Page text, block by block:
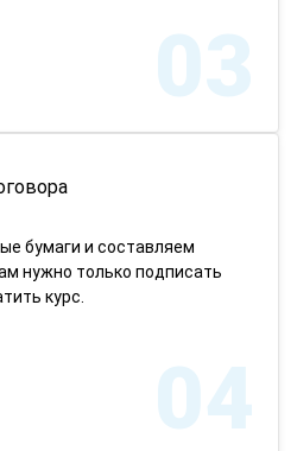
03
бумаги и составляем
нужно только подписать
курс.
04